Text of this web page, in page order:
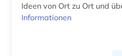
Ideen von Ort zu Ort und
Informationen